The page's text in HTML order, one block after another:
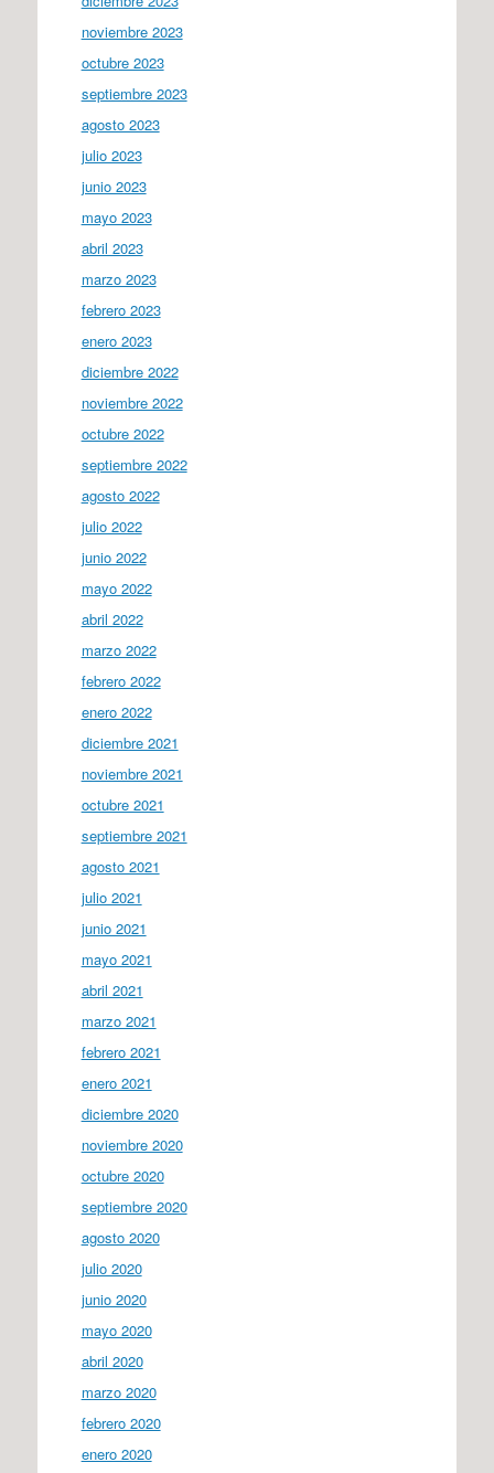
noviembre 2023
octubre 2023
septiembre 2023
agosto 2023
julio 2023
junio 2023
mayo 2023
abril 2023
marzo 2023
febrero 2023
enero 2023
diciembre 2022
noviembre 2022
octubre 2022
septiembre 2022
agosto 2022
julio 2022
junio 2022
mayo 2022
abril 2022
marzo 2022
febrero 2022
enero 2022
diciembre 2021
noviembre 2021
octubre 2021
septiembre 2021
agosto 2021
julio 2021
junio 2021
mayo 2021
abril 2021
marzo 2021
febrero 2021
enero 2021
diciembre 2020
noviembre 2020
octubre 2020
septiembre 2020
agosto 2020
julio 2020
junio 2020
mayo 2020
abril 2020
marzo 2020
febrero 2020
enero 2020